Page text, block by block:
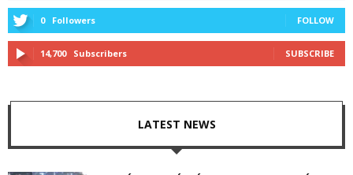
0 Followers FOLLOW
14,700 Subscribers SUBSCRIBE
LATEST NEWS